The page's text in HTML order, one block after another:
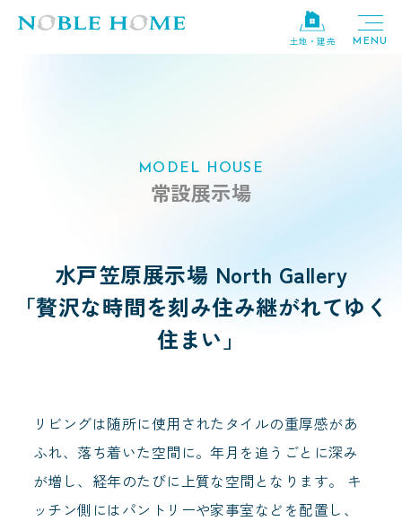
土地・建売
MODEL HOUSE
常設展示場
水戸笠原展示場 North Gallery
「贅沢な時間を刻み住み継がれてゆく
住まい」
リビングは随所に使用されたタイルの重厚感があ
ふれ、落ち着いた空間に。年月を追うごとに深み
が増し、経年のたびに上質な空間となります。 キ
ッチン側にはパントリーや家事室などを配置し、